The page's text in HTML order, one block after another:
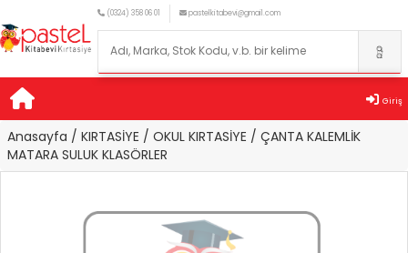
(0324) 358 06 01 pastelkitabevi@gmail.com
Giriş
Anasayfa / KIRTASİYE / OKUL KIRTASİYE / ÇANTA KALEMLİK
MATARA SULUK KLASÖRLER